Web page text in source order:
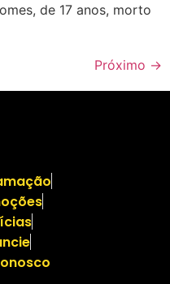
de 17 anos, morto
Próximo →